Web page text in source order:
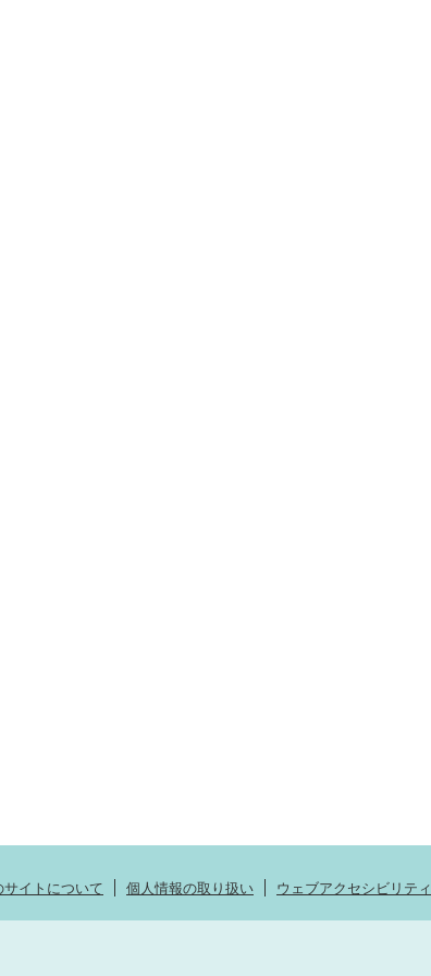
サイトについて 個人情報の取り扱い ウェブアクセシビリティ